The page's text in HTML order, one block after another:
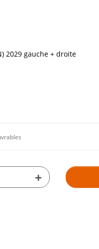
2029 gauche + droite